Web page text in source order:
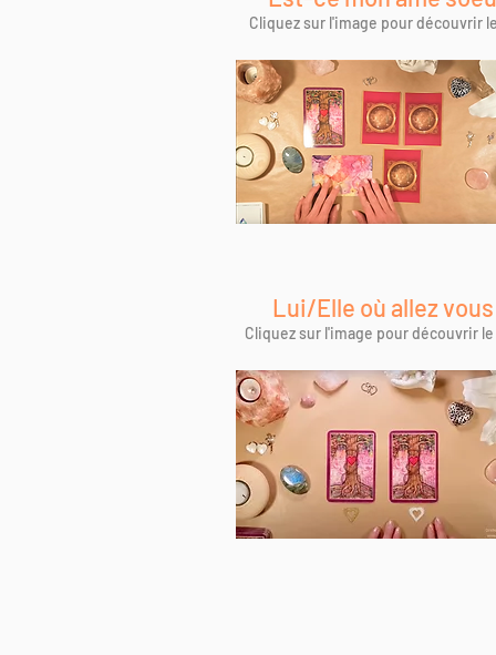
Cliquez sur l'image pour découvrir
Lui/Elle où allez vous
Cliquez sur l'image pour découvrir